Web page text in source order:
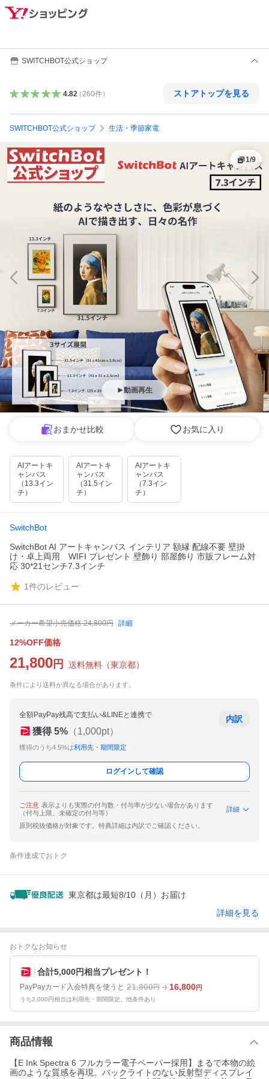
SWITCHBOT公式ショップ
4.82（ 260件） ストアトップを見る
SWITCHBOT公式ショップ 生活・季節家電
動画再生
1/9
おまかせ比較 お気に入り
AIアートキ
ャンバス
（13.3イン
チ）
AIアートキ
ャンバス
（31.5イン
チ）
AIアートキ
ャンバス
（7.3イン
チ）
SwitchBot
SwitchBot AI アートキャンバス インテリア 額縁 配線不要 壁掛
け・卓上両用 WIFI プレゼント 壁飾り 部屋飾り 市販フレーム対
応 30*21センチ7.3インチ
1件のレビュー
メーカー希望小売価格 24,800円 詳細
12%OFF価格
21,800 円 送料無料 （東京都）
条件により送料が異なる場合があります。
全額PayPay残高で支払い&LINEと連携で
獲得 5% （1,000pt）
獲得のうち4.5%は利用先・期間限定
内訳
ログインして確認
ご注意 表示よりも実際の付与数・付与率が少ない場合があります
（付与上限、未確定の付与等）
詳細
原則税抜価格が対象です。特典詳細は内訳でご確認ください。
条件達成でおトク
東京都は最短8/10（月）お届け
詳細を見る
おトクなお知らせ
合計5,000円相当プレゼント！
PayPayカード入会特典を使うと 21,800円 16,800円
うち2,000円相当は利用先・期間限定。他条件あり
商品情報
【E Ink Spectra 6 フルカラー電子ペーパー採用】まるで本物の絵
画のような質感を再現。バックライトのない反射型ディスプレイ